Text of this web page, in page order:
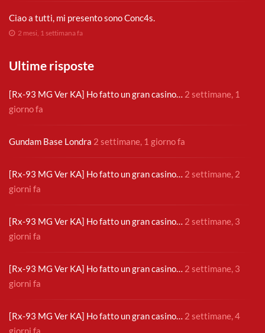
Ciao a tutti, mi presento sono Conc4s.
2 mesi, 1 settimana fa
Ultime risposte
[Rx-93 MG Ver KA] Ho fatto un gran casino… 2 settimane, 1
giorno fa
Gundam Base Londra 2 settimane, 1 giorno fa
[Rx-93 MG Ver KA] Ho fatto un gran casino… 2 settimane, 2
giorni fa
[Rx-93 MG Ver KA] Ho fatto un gran casino… 2 settimane, 3
giorni fa
[Rx-93 MG Ver KA] Ho fatto un gran casino… 2 settimane, 3
giorni fa
[Rx-93 MG Ver KA] Ho fatto un gran casino… 2 settimane, 4
giorni fa